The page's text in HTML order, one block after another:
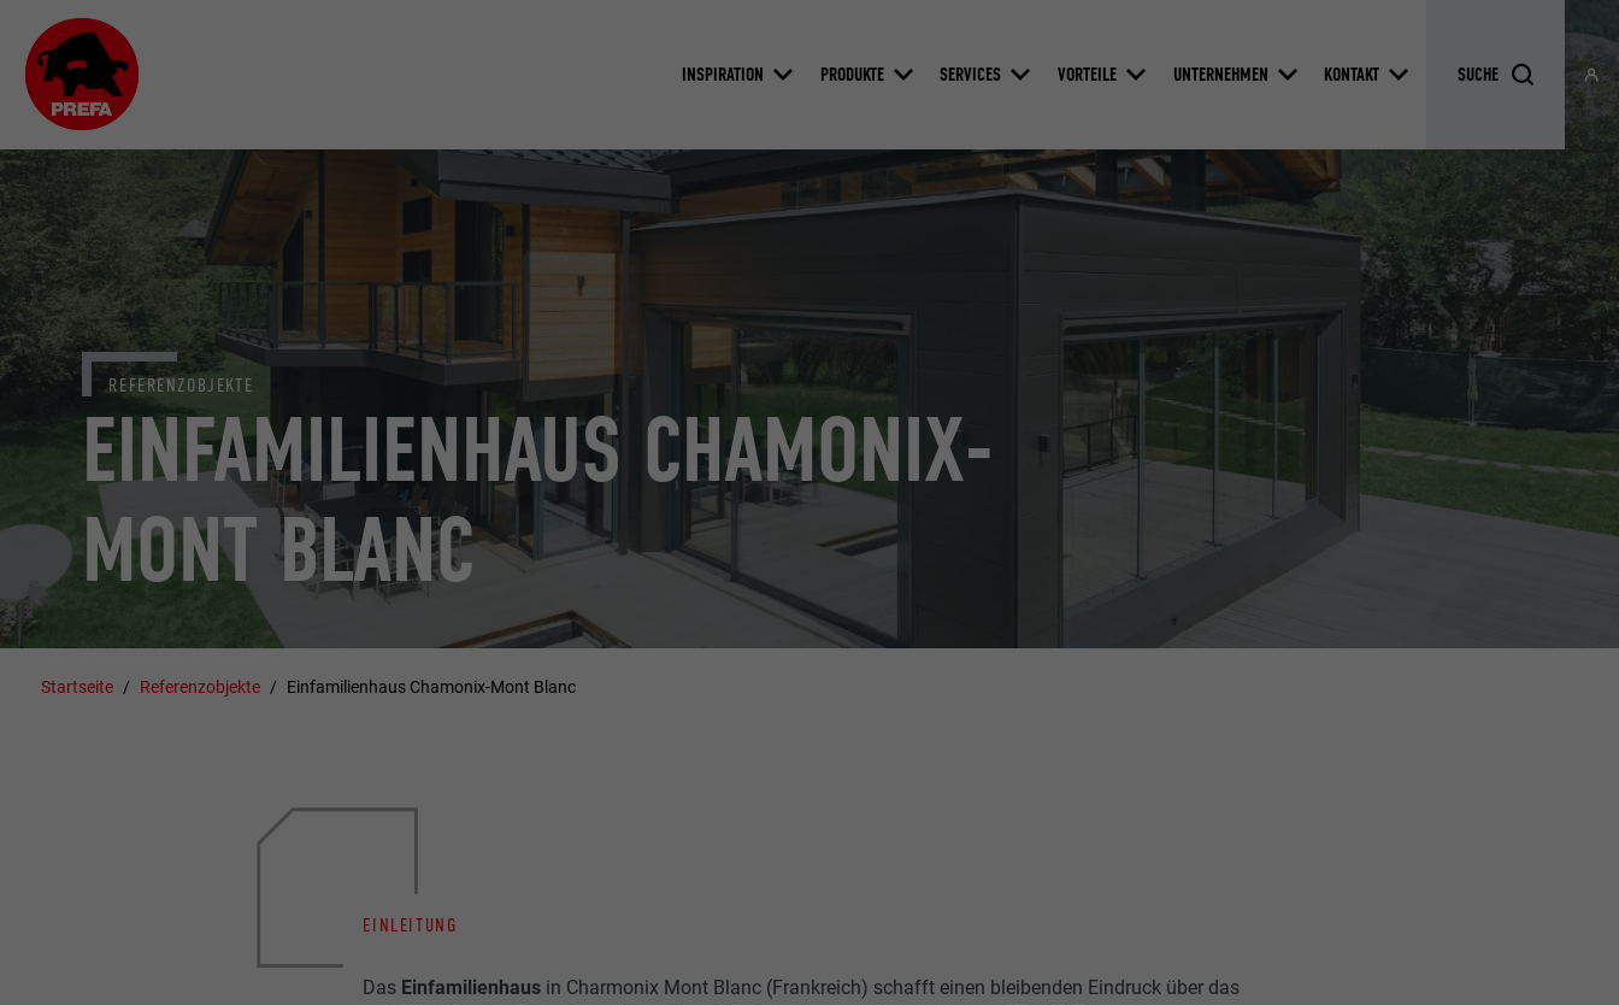
INSPIRATION PRODUKTE SERVICES VORTEILE UNTERNEHMEN KONTAKT
EINFAMILIENHAUS CHAMONIX-
MONT BLANC
REFERENZOBJEKTE
Startseite Referenzobjekte Einfamilienhaus Chamonix-Mont Blanc
EINLEITUNG
Das Einfamilienhaus in Charmonix Mont Blanc (Frankreich) schafft einen bleibenden Eindruck über das